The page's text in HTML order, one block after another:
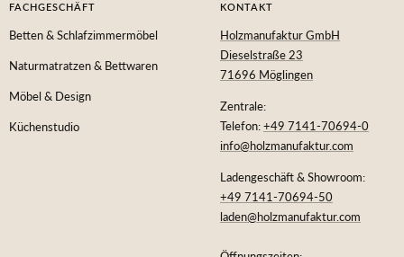
FACHGESCHÄFT
Betten & Schlafzimmermöbel
Naturmatratzen & Bettwaren
Möbel & Design
Küchenstudio
KONTAKT
Holzmanufaktur GmbH
Dieselstraße 23
71696 Möglingen
Zentrale:
Telefon:+49 7141-70694-0
info@holzmanufaktur.com
Ladengeschäft & Showroom:
+49 7141-70694-50
laden@holzmanufaktur.com